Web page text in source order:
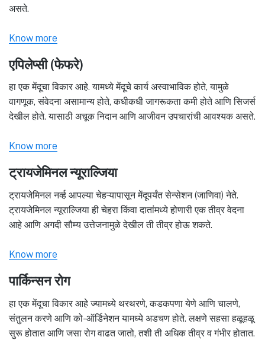
असते.
Know more
एपिलेप्सी (फेफरे)
हा एक मेंदूचा विकार आहे. यामध्ये मेंदूचे कार्य अस्वाभाविक होते, यामुळे
वागणूक, संवेदना असामान्य होते, कधीकधी जागरूकता कमी होते आणि सिजर्स
देखील होते. यासाठी अचूक निदान आणि आजीवन उपचारांची आवश्यक असते.
Know more
ट्रायजेमिनल न्यूराल्जिया
ट्रायजेमिनल नर्व्ह आपल्या चेहऱ्यापासून मेंदूपर्यंत सेन्सेशन (जाणिवा) नेते.
ट्रायजेमिनल न्यूराल्जिया ही चेहरा किंवा दातांमध्ये होणारी एक तीव्र वेदना
आहे आणि अगदी सौम्य उत्तेजनामुळे देखील ती तीव्र होऊ शकते.
Know more
पार्किन्सन रोग
हा एक मेंदूचा विकार आहे ज्यामध्ये थरथरणे, कडकपणा येणे आणि चालणे,
संतुलन करणे आणि को-ऑर्डिनेशन यामध्ये अडचण होते. लक्षणे सहसा हळूहळू
सुरू होतात आणि जसा रोग वाढत जातो, तशी ती अधिक तीव्र व गंभीर होतात.